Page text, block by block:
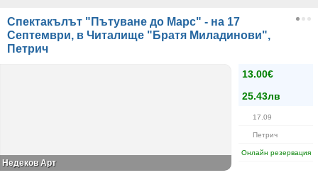
Спектакълът "Пътуване до Марс" - на 17
Септември, в Читалище "Братя Миладинови",
Петрич
13.00€
25.43лв
17.09
Петрич
Онлайн резервация
Недеков Арт